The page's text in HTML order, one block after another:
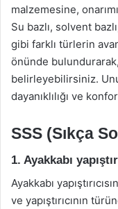
malzemesine,
Su bazlı, solvent
gibi farklı türlerin
önünde
belirleyebilirsiniz.
dayanıklılığı ve
SSS (Sıkça
1. Ayakkabı
Ayakkabı
ve yapıştırıcının